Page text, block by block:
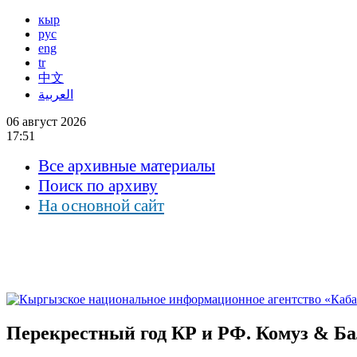
кыр
рус
eng
tr
中文
العربية
06 август 2026
17:51
Все архивные материалы
Поиск по архиву
На основной сайт
Перекрестный год КР и РФ. Комуз &